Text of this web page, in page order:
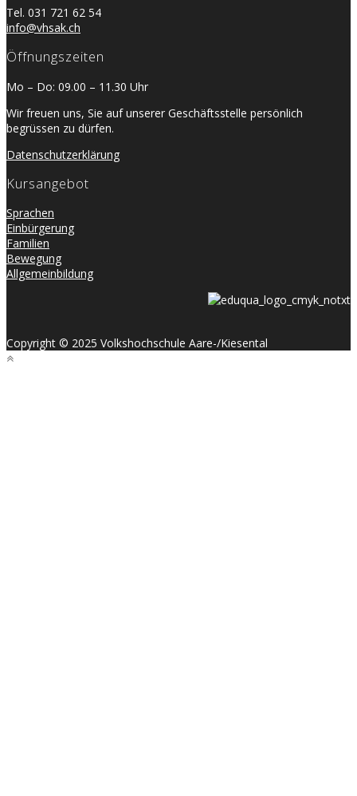
Tel. 031 721 62 54
info@vhsak.ch
Öffnungszeiten
Mo – Do: 09.00 – 11.30 Uhr
Wir freuen uns, Sie auf unserer Geschäftsstelle persönlich
begrüssen zu dürfen.
Datenschutzerklärung
Kursangebot
Sprachen
Einbürgerung
Familien
Bewegung
Allgemeinbildung
Copyright © 2025 Volkshochschule Aare-/Kiesental